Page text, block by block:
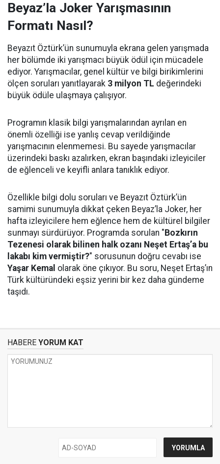
Beyaz’la Joker Yarışmasının
Formatı Nasıl?
Beyazıt Öztürk’ün sunumuyla ekrana gelen yarışmada
her bölümde iki yarışmacı büyük ödül için mücadele
ediyor. Yarışmacılar, genel kültür ve bilgi birikimlerini
ölçen soruları yanıtlayarak 3 milyon TL değerindeki
büyük ödüle ulaşmaya çalışıyor.
Programın klasik bilgi yarışmalarından ayrılan en
önemli özelliği ise yanlış cevap verildiğinde
yarışmacının elenmemesi. Bu sayede yarışmacılar
üzerindeki baskı azalırken, ekran başındaki izleyiciler
de eğlenceli ve keyifli anlara tanıklık ediyor.
Özellikle bilgi dolu soruları ve Beyazıt Öztürk’ün
samimi sunumuyla dikkat çeken Beyaz’la Joker, her
hafta izleyicilere hem eğlence hem de kültürel bilgiler
sunmayı sürdürüyor. Programda sorulan " Bozkırın
Tezenesi olarak bilinen halk ozanı Neşet Ertaş’a bu
lakabı kim vermiştir?" sorusunun doğru cevabı ise
Yaşar Kemal olarak öne çıkıyor. Bu soru, Neşet Ertaş’ın
Türk kültüründeki eşsiz yerini bir kez daha gündeme
taşıdı.
HABERE YORUM KAT